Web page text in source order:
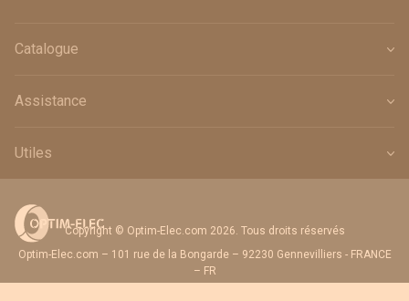
Catalogue
Assistance
Utiles
Copyright © Optim-Elec.com 2026. Tous droits réservés
Optim-Elec.com – 101 rue de la Bongarde – 92230 Gennevilliers - FRANCE
– FR